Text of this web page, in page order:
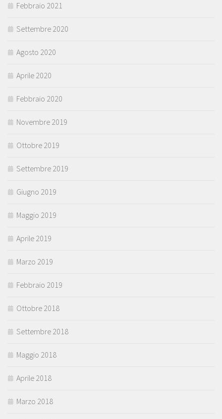
Febbraio 2021
Settembre 2020
Agosto 2020
Aprile 2020
Febbraio 2020
Novembre 2019
Ottobre 2019
Settembre 2019
Giugno 2019
Maggio 2019
Aprile 2019
Marzo 2019
Febbraio 2019
Ottobre 2018
Settembre 2018
Maggio 2018
Aprile 2018
Marzo 2018